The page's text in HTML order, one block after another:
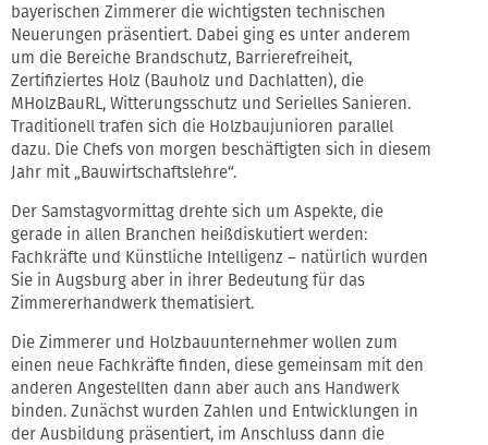
bayerischen Zimmerer die wichtigsten technischen
Neuerungen präsentiert. Dabei ging es unter anderem
um die Bereiche Brandschutz, Barrierefreiheit,
Zertifiziertes Holz (Bauholz und Dachlatten), die
MHolzBauRL, Witterungsschutz und Serielles Sanieren.
Traditionell trafen sich die Holzbaujunioren parallel
dazu. Die Chefs von morgen beschäftigten sich in diesem
Jahr mit „Bauwirtschaftslehre“.
Der Samstagvormittag drehte sich um Aspekte, die
gerade in allen Branchen heißdiskutiert werden:
Fachkräfte und Künstliche Intelligenz – natürlich wurden
Sie in Augsburg aber in ihrer Bedeutung für das
Zimmererhandwerk thematisiert.
Die Zimmerer und Holzbauunternehmer wollen zum
einen neue Fachkräfte finden, diese gemeinsam mit den
anderen Angestellten dann aber auch ans Handwerk
binden. Zunächst wurden Zahlen und Entwicklungen in
der Ausbildung präsentiert, im Anschluss dann die